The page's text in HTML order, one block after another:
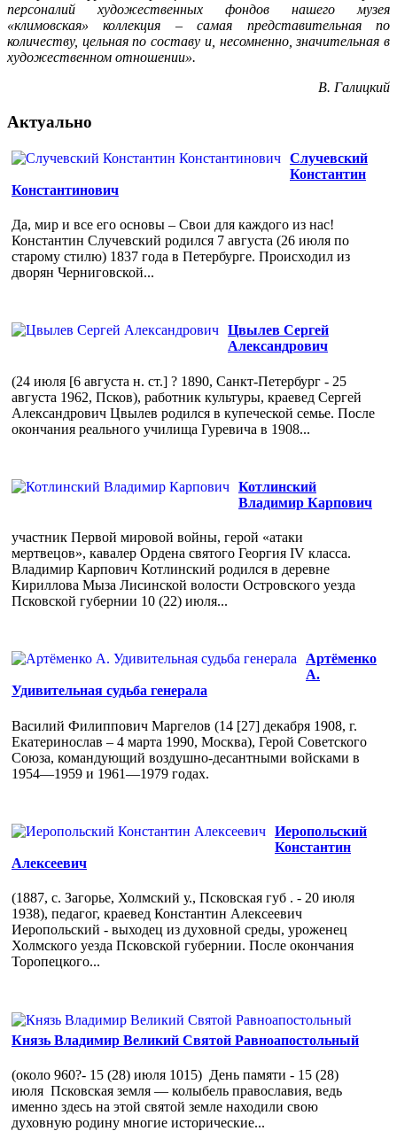
персоналий художественных фондов нашего музея
«климовская» коллекция – самая представительная по
количеству, цельная по составу и, несомненно, значительная в
художественном отношении».
В. Галицкий
Актуально
Случевский
Константин
Константинович
Да, мир и все его основы – Свои для каждого из нас!
Константин Случевский родился 7 августа (26 июля по
старому стилю) 1837 года в Петербурге. Происходил из
дворян Черниговской...
Цвылев Сергей
Александрович
(24 июля [6 августа н. ст.] ? 1890, Санкт-Петербург - 25
августа 1962, Псков), работник культуры, краевед Сергей
Александрович Цвылев родился в купеческой семье. После
окончания реального училища Гуревича в 1908...
Котлинский
Владимир Карпович
участник Первой мировой войны, герой «атаки
мертвецов», кавалер Ордена святого Георгия IV класса.
Владимир Карпович Котлинский родился в деревне
Кириллова Мыза Лисинской волости Островского уезда
Псковской губернии 10 (22) июля...
Артёменко
А.
Удивительная судьба генерала
Василий Филиппович Маргелов (14 [27] декабря 1908, г.
Екатеринослав – 4 марта 1990, Москва), Герой Советского
Союза, командующий воздушно-десантными войсками в
1954—1959 и 1961—1979 годах.
Иеропольский
Константин
Алексеевич
(1887, с. Загорье, Холмский у., Псковская губ . - 20 июля
1938), педагог, краевед Константин Алексеевич
Иеропольский - выходец из духовной среды, уроженец
Холмского уезда Псковской губернии. После окончания
Торопецкого...
Князь Владимир Великий Святой Равноапостольный
(около 960?- 15 (28) июля 1015) День памяти - 15 (28)
июля Псковская земля — колыбель православия, ведь
именно здесь на этой святой земле находили свою
духовную родину многие исторические...